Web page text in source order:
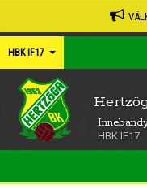
HBK IF17
HBK IF17